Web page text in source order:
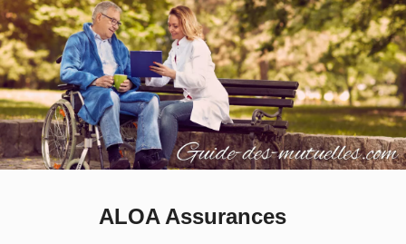
ALOA Assurances